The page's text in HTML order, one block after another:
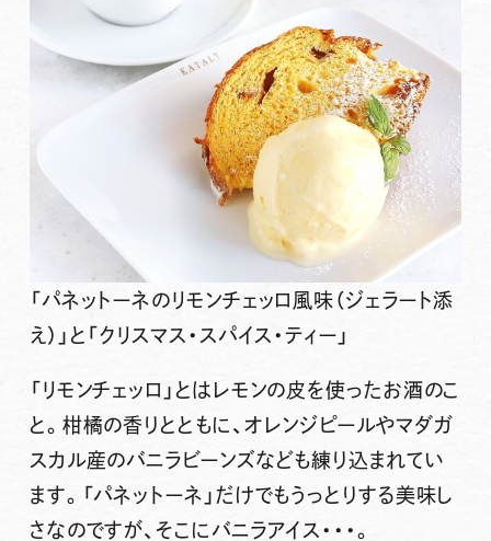
「パネットーネのリモンチェッロ風味（ジェラート添
え）」と「クリスマス・スパイス・ティー」
「リモンチェッロ」とはレモンの皮を使ったお酒のこ
と。柑橘の香りとともに、オレンジピールやマダガ
スカル産のバニラビーンズなども練り込まれてい
ます。「パネットーネ」だけでもうっとりする美味し
さなのですが、そこにバニラアイス・・・。